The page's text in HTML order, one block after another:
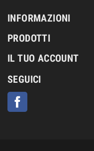
INFORMAZIONI
PRODOTTI
IL TUO ACCOUNT
SEGUICI